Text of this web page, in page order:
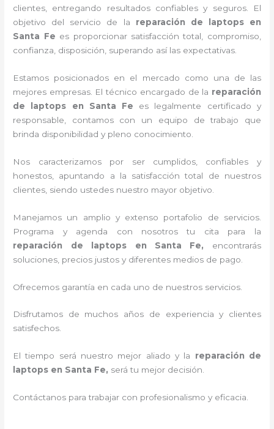
clientes, entregando resultados confiables y seguros. El
objetivo del servicio de la reparación de laptops en
Santa Fe es proporcionar satisfacción total, compromiso,
confianza, disposición, superando así las expectativas.
Estamos posicionados en el mercado como una de las
mejores empresas. El técnico encargado de la reparación
de laptops en Santa Fe es legalmente certificado y
responsable, contamos con un equipo de trabajo que
brinda disponibilidad y pleno conocimiento.
Nos caracterizamos por ser cumplidos, confiables y
honestos, apuntando a la satisfacción total de nuestros
clientes, siendo ustedes nuestro mayor objetivo.
Manejamos un amplio y extenso portafolio de servicios.
Programa y agenda con nosotros tu cita para la
reparación de laptops en Santa Fe, encontrarás
soluciones, precios justos y diferentes medios de pago.
Ofrecemos garantía en cada uno de nuestros servicios.
Disfrutamos de muchos años de experiencia y clientes
satisfechos.
El tiempo será nuestro mejor aliado y la reparación de
laptops en Santa Fe, será tu mejor decisión.
Contáctanos para trabajar con profesionalismo y eficacia.